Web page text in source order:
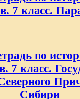
7 класс.
по
7 класс.
Сибири